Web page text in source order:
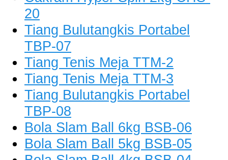
20
Tiang Bulutangkis Portabel
TBP-07
Tiang Tenis Meja TTM-2
Tiang Tenis Meja TTM-3
Tiang Bulutangkis Portabel
TBP-08
Bola Slam Ball 6kg BSB-06
Bola Slam Ball 5kg BSB-05